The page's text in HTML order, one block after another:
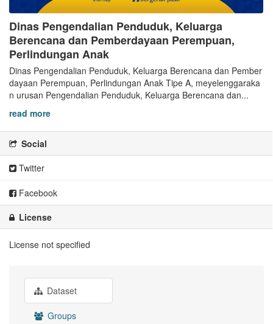
Dinas Pengendalian Penduduk, Keluarga
Berencana dan Pemberdayaan Perempuan,
Perlindungan Anak
Dinas Pengendalian Penduduk, Keluarga Berencana dan Pember
dayaan Perempuan, Perlindungan Anak Tipe A, meyelenggaraka
n urusan Pengendalian Penduduk, Keluarga Berencana dan...
read more
Social
Twitter
Facebook
License
License not specified
Dataset
Groups